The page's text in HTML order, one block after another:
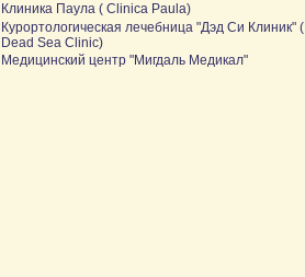
Клиника Паула ( Clinica Paula)
Курортологическая лечебница "Дэд Си Клиник" (
Dead Sea Clinic)
Медицинский центр "Мигдаль Медикал"